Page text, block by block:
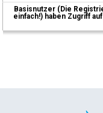
Basisnutzer (Die
einfach!) haben Zugriff